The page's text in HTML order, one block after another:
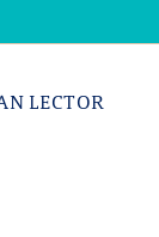
LECTOR